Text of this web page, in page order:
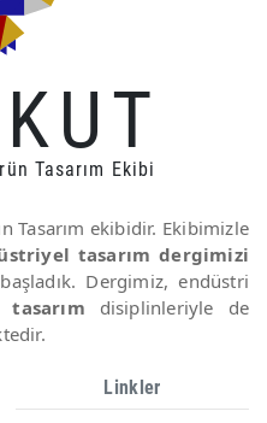
Tasarım Ekibi
Tasarım ekibidir. Ekibimizle
tasarım dergimizi
Dergimiz, endüstri
disiplinleriyle de
Linkler